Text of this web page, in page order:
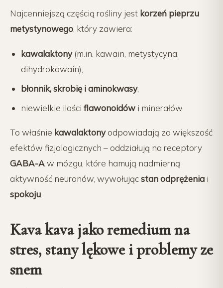
Najcenniejszą częścią rośliny jest korzeń pieprzu
metystynowego, który zawiera:
kawalaktony(m.in. kawain, metystycyna,
dihydrokawain),
błonnik, skrobię i aminokwasy,
niewielkie ilości flawonoidów i minerałów.
To właśnie kawalaktonyodpowiadają za większość
efektów fizjologicznych – oddziałują na receptory
GABA-Aw mózgu, które hamują nadmierną
aktywność neuronów, wywołującstan odprężenia i
spokoju
Kava kava jako remedium na
stres, stany lękowe i problemy ze
snem